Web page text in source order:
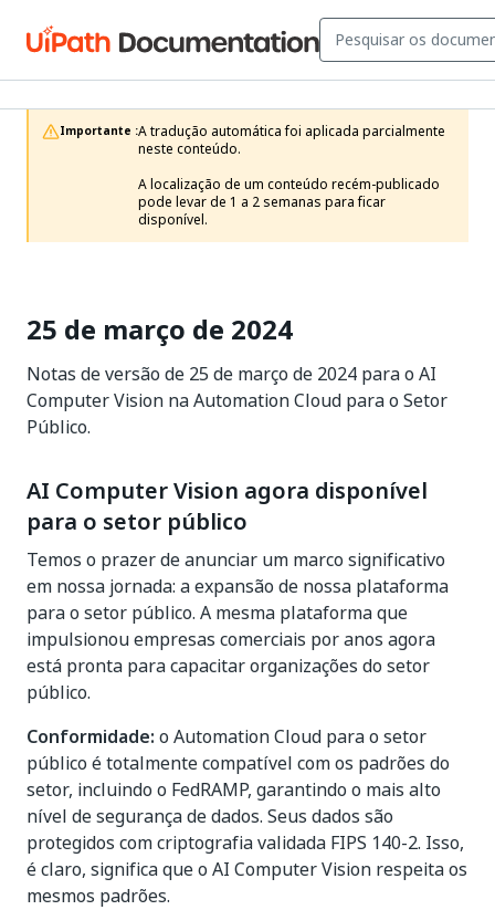
Importante :A tradução automática foi aplicada parcialmente
neste conteúdo.
A localização de um conteúdo recém-publicado
pode levar de 1 a 2 semanas para ficar
disponível.
25 de março de 2024
Notas de versão de 25 de março de 2024 para o AI
Computer Vision na Automation Cloud para o Setor
Público.
AI Computer Vision agora disponível
para o setor público
Temos o prazer de anunciar um marco significativo
em nossa jornada: a expansão de nossa plataforma
para o setor público. A mesma plataforma que
impulsionou empresas comerciais por anos agora
está pronta para capacitar organizações do setor
público.
Conformidade: o Automation Cloud para o setor
público é totalmente compatível com os padrões do
setor, incluindo o FedRAMP, garantindo o mais alto
nível de segurança de dados. Seus dados são
protegidos com criptografia validada FIPS 140-2. Isso,
é claro, significa que o AI Computer Vision respeita os
mesmos padrões.